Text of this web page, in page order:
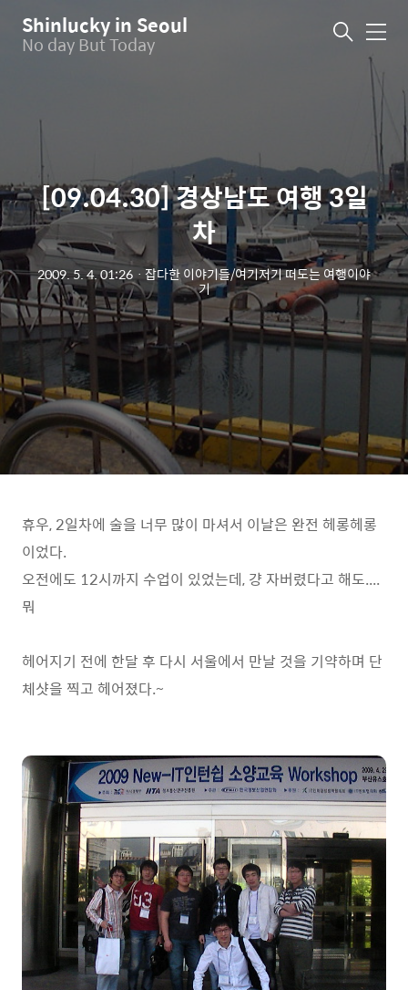
Shinlucky in Seoul
No day But Today 메
[09.04.30] 경상남도 여행 3일
차
2009. 5. 4. 01:26 ㆍ 잡다한 이야기들/여기저기 떠도는 여행이야
기
휴우, 2일차에 술을 너무 많이 마셔서 이날은 완전 헤롱헤롱
이었다.
오전에도 12시까지 수업이 있었는데, 걍 자버렸다고 해도....
뭐
헤어지기 전에 한달 후 다시 서울에서 만날 것을 기약하며 단
체샷을 찍고 헤어졌다.~